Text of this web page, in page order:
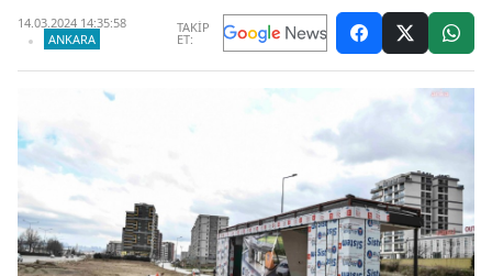
14.03.2024 14:35:58
ANKARA
TAKİP
ET: